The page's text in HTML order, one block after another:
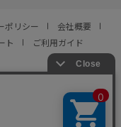
ポリシー
会社概要
ト ご利用ガイド